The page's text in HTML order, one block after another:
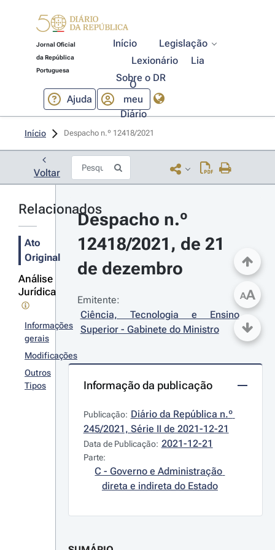
Jornal Oficial
da República
Portuguesa
Início
Legislação
Lexionário
Lia
Sobre o DR
Ajuda
O
meu
Diário
Início Despacho n.º 12418/2021
Voltar
Relacionados
Ato
Original
Análise
Jurídica
Informações
gerais
Modificações
Outros
Tipos
Despacho n.º
12418/2021, de 21
de dezembro
Emitente:
Ciência, Tecnologia e Ensino
Superior - Gabinete do Ministro
Informação da publicação
Publicação: Diário da República n.º
245/2021, Série II de 2021-12-21
Data de Publicação: 2021-12-21
Parte:
C - Governo e Administração
direta e indireta do Estado
AA